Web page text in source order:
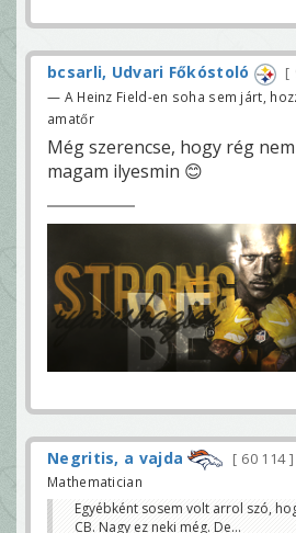
bcsarli, Udvari Főkóstoló
— A Heinz Field-en soha sem járt,
amatőr
Még szerencse, hogy rég
magam ilyesmin 😊
Negritis, a vajda 60 114
Mathematician
Egyébként sosem volt arrol szó,
CB. Nagy ez neki még. De...